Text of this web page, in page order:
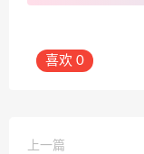
喜欢 0
上一篇